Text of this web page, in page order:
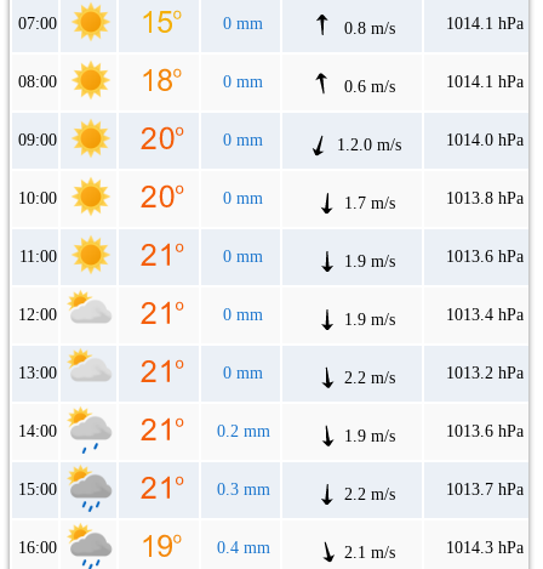
07:00 0 mm 0.8 m/s 1014.1 hPa
08:00 0 mm 0.6 m/s 1014.1 hPa
09:00 0 mm 1.2.0 m/s 1014.0 hPa
10:00 0 mm 1.7 m/s 1013.8 hPa
11:00 0 mm 1.9 m/s 1013.6 hPa
12:00 0 mm 1.9 m/s 1013.4 hPa
13:00 0 mm 2.2 m/s 1013.2 hPa
14:00 0.2 mm 1.9 m/s 1013.6 hPa
15:00 0.3 mm 2.2 m/s 1013.7 hPa
16:00 0.4 mm 2.1 m/s 1014.3 hPa